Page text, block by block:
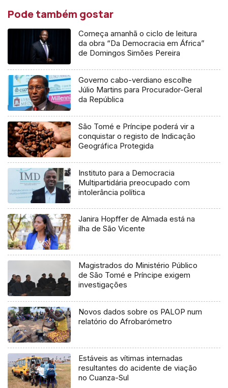
Pode também gostar
Começa amanhã o ciclo de leitura
da obra “Da Democracia em África”
de Domingos Simões Pereira
Governo cabo-verdiano escolhe
Júlio Martins para Procurador-Geral
da República
São Tomé e Príncipe poderá vir a
conquistar o registo de Indicação
Geográfica Protegida
Instituto para a Democracia
Multipartidária preocupado com
intolerância política
Janira Hopffer de Almada está na
ilha de São Vicente
Magistrados do Ministério Público
de São Tomé e Príncipe exigem
investigações
Novos dados sobre os PALOP num
relatório do Afrobarómetro
Estáveis as vítimas internadas
resultantes do acidente de viação
no Cuanza-Sul